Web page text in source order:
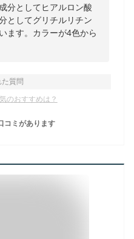
分としてヒアルロン酸
としてグリチルリチン
ます。カラーが4色から
た質問
のおすすめは？
コミがあります